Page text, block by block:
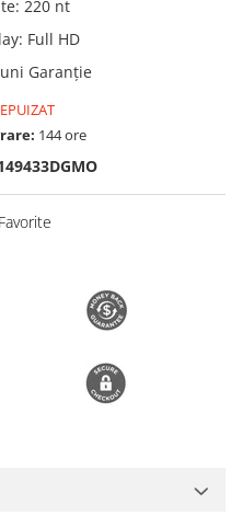
: 220 nt
: Full HD
Garanție
144 ore